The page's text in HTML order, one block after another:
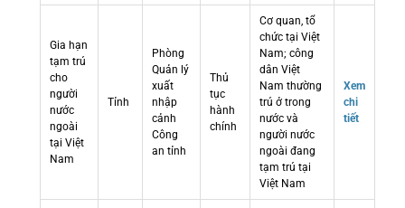
Gia hạn
tạm trú
cho
người
nước
ngoài
tại Việt
Nam
Tỉnh
Phòng
Quản lý
xuất
nhập
cảnh
Công
an tỉnh
Thủ
tục
hành
chính
Cơ quan, tổ
chức tại Việt
Nam; công
dân Việt
Nam thường
trú ở trong
nước và
người nước
ngoài đang
tạm trú tại
Việt Nam
Xem
chi
tiết